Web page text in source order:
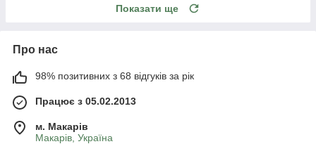
Показати ще
Про нас
98% позитивних з 68 відгуків за рік
Працює з 05.02.2013
м. Mакарів
Mакарів, Україна